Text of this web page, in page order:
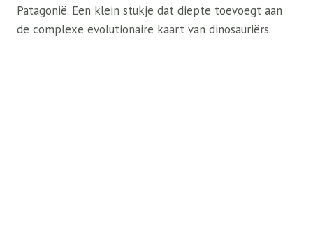
Patagonië. Een klein stukje dat diepte toevoegt aan
de complexe evolutionaire kaart van dinosauriërs.